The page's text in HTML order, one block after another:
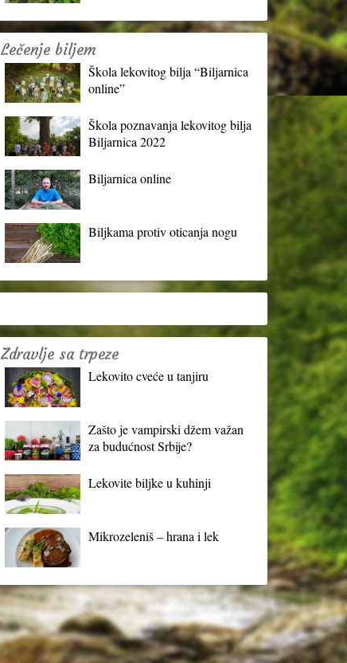
Lečenje biljem
Škola lekovitog bilja “Biljarnica
online”
Škola poznavanja lekovitog bilja
Biljarnica 2022
Biljarnica online
Biljkama protiv oticanja nogu
Zdravlje sa trpeze
Lekovito cveće u tanjiru
Zašto je vampirski džem važan
za budućnost Srbije?
Lekovite biljke u kuhinji
Mikrozeleniš – hrana i lek